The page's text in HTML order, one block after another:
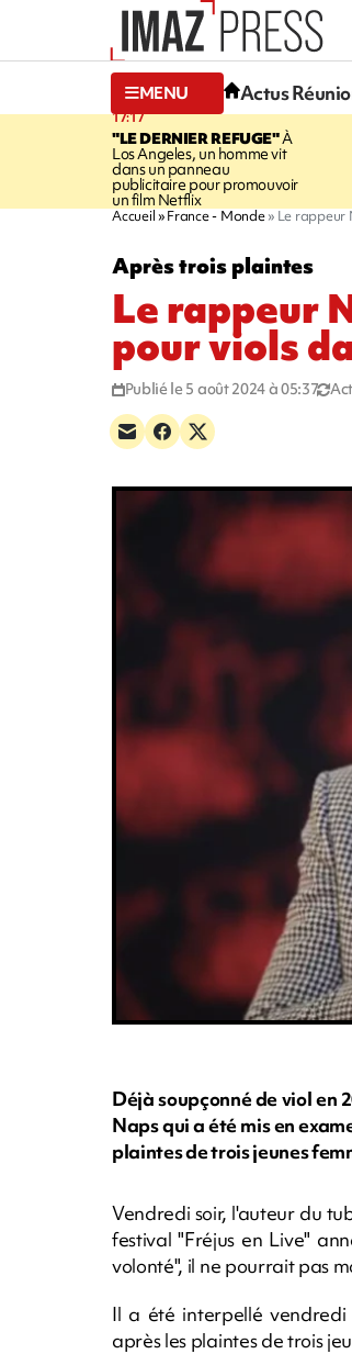
MENU Actus
17:17
"LE DERNIER REFUGE"À
Los Angeles, un homme vit
dans un panneau
publicitaire pour promouvoir
un film Netflix
Accueil France - Monde Le rappeur
Après trois plaintes
Le rappeur
pour viols
Publié le 5 août 2024 à 05:37
Déjà soupçonné de viol en
Naps qui a été mis en
plaintes de trois jeunes
Vendredi soir, l'auteur du
festival "Fréjus en Live"
volonté", il ne pourrait pas
Il a été interpellé
après les plaintes de trois